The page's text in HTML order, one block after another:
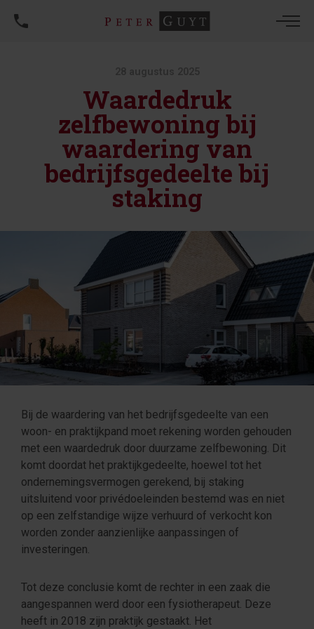
Waardedruk
zelfbewoning bij
waardering van
bedrijfsgedeelte bij
staking
Bij de waardering van het bedrijfsgedeelte van een
woon- en praktijkpand moet rekening worden gehouden
met een waardedruk door duurzame zelfbewoning. Dit
komt doordat het praktijkgedeelte, hoewel tot het
ondernemingsvermogen gerekend, bij staking
uitsluitend voor privédoeleinden bestemd was en niet
op een zelfstandige wijze verhuurd of verkocht kon
worden zonder aanzienlijke aanpassingen of
investeringen.
Tot deze conclusie komt de rechter in een zaak die
aangespannen werd door een fysiotherapeut. Deze
heeft in 2018 zijn praktijk gestaakt. Het